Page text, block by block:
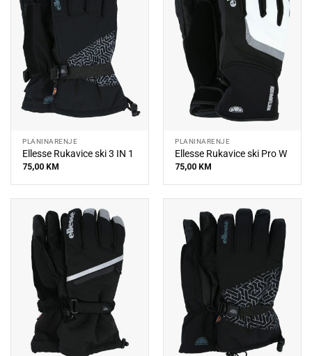
PLANINARENJE
Ellesse Rukavice ski 3 IN 1
75,00 KM
PLANINARENJE
Ellesse Rukavice ski Pro W
75,00 KM